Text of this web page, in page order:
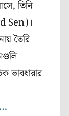
তিনি
Sen)।
তৈরি
ভাবধারার